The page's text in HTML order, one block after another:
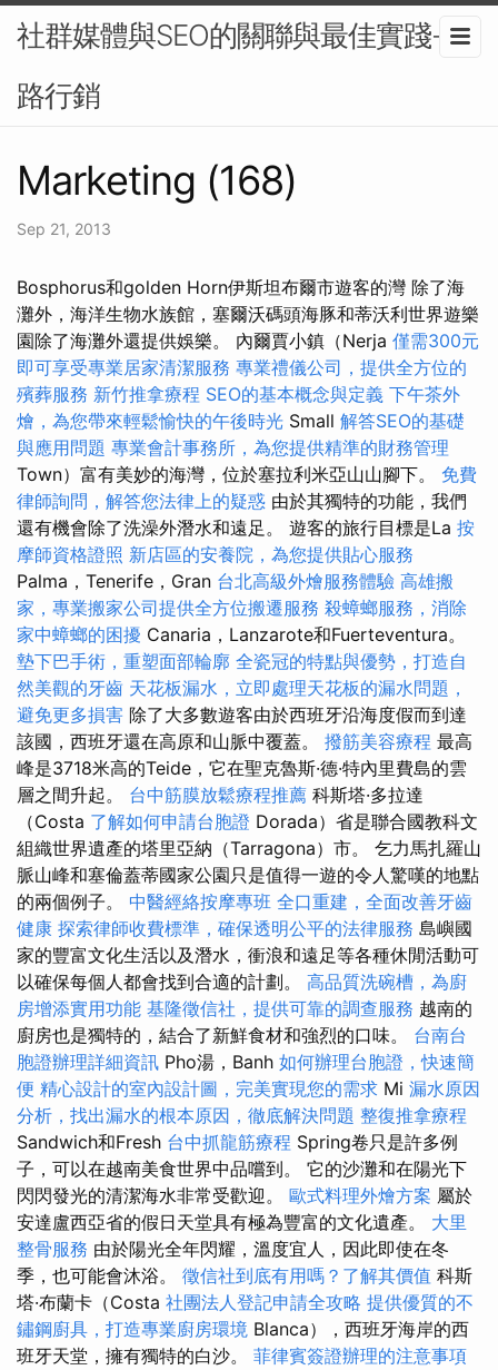
社群媒體與SEO的關聯與最佳實踐-網
路行銷
Marketing (168)
Sep 21, 2013
Bosphorus和golden Horn伊斯坦布爾市遊客的灣 除了海
灘外，海洋生物水族館，塞爾沃碼頭海豚和蒂沃利世界遊樂
園除了海灘外還提供娛樂。 內爾賈小鎮（Nerja 僅需300元
即可享受專業居家清潔服務 專業禮儀公司，提供全方位的
殯葬服務 新竹推拿療程 SEO的基本概念與定義 下午茶外
燴，為您帶來輕鬆愉快的午後時光 Small 解答SEO的基礎
與應用問題 專業會計事務所，為您提供精準的財務管理
Town）富有美妙的海灣，位於塞拉利米亞山山腳下。 免費
律師詢問，解答您法律上的疑惑 由於其獨特的功能，我們
還有機會除了洗澡外潛水和遠足。 遊客的旅行目標是La 按
摩師資格證照 新店區的安養院，為您提供貼心服務
Palma，Tenerife，Gran 台北高級外燴服務體驗 高雄搬
家，專業搬家公司提供全方位搬遷服務 殺蟑螂服務，消除
家中蟑螂的困擾 Canaria，Lanzarote和Fuerteventura。
墊下巴手術，重塑面部輪廓 全瓷冠的特點與優勢，打造自
然美觀的牙齒 天花板漏水，立即處理天花板的漏水問題，
避免更多損害 除了大多數遊客由於西班牙沿海度假而到達
該國，西班牙還在高原和山脈中覆蓋。 撥筋美容療程 最高
峰是3718米高的Teide，它在聖克魯斯·德·特內里費島的雲
層之間升起。 台中筋膜放鬆療程推薦 科斯塔·多拉達
（Costa 了解如何申請台胞證 Dorada）省是聯合國教科文
組織世界遺產的塔里亞納（Tarragona）市。 乞力馬扎羅山
脈山峰和塞倫蓋蒂國家公園只是值得一遊的令人驚嘆的地點
的兩個例子。 中醫經絡按摩專班 全口重建，全面改善牙齒
健康 探索律師收費標準，確保透明公平的法律服務 島嶼國
家的豐富文化生活以及潛水，衝浪和遠足等各種休閒活動可
以確保每個人都會找到合適的計劃。 高品質洗碗槽，為廚
房增添實用功能 基隆徵信社，提供可靠的調查服務 越南的
廚房也是獨特的，結合了新鮮食材和強烈的口味。 台南台
胞證辦理詳細資訊 Pho湯，Banh 如何辦理台胞證，快速簡
便 精心設計的室內設計圖，完美實現您的需求 Mi 漏水原因
分析，找出漏水的根本原因，徹底解決問題 整復推拿療程
Sandwich和Fresh 台中抓龍筋療程 Spring卷只是許多例
子，可以在越南美食世界中品嚐到。 它的沙灘和在陽光下
閃閃發光的清潔海水非常受歡迎。 歐式料理外燴方案 屬於
安達盧西亞省的假日天堂具有極為豐富的文化遺產。 大里
整骨服務 由於陽光全年閃耀，溫度宜人，因此即使在冬
季，也可能會沐浴。 徵信社到底有用嗎？了解其價值 科斯
塔·布蘭卡（Costa 社團法人登記申請全攻略 提供優質的不
鏽鋼廚具，打造專業廚房環境 Blanca），西班牙海岸的西
班牙天堂，擁有獨特的白沙。 菲律賓簽證辦理的注意事項